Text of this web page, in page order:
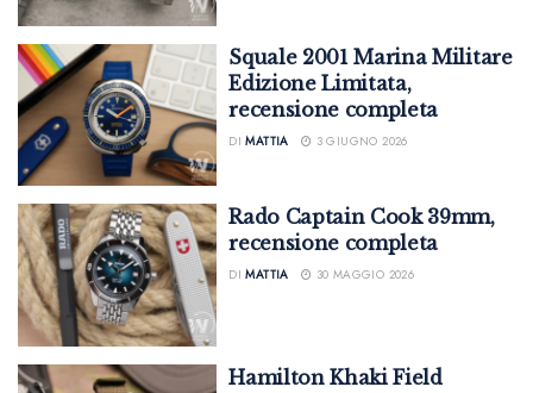
Squale 2001 Marina Militare
Edizione Limitata,
recensione completa
DI MATTIA 3 GIUGNO 2026
Rado Captain Cook 39mm,
recensione completa
DI MATTIA 30 MAGGIO 2026
Hamilton Khaki Field